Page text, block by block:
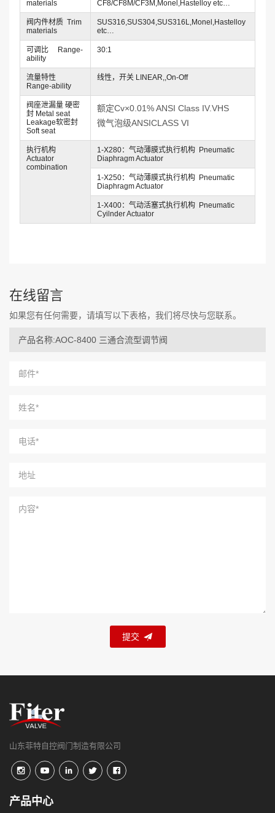
materials
CF8/CF8M/CF3M,Monel,Hastelloy etc…
阀内件材质 Trim
materials
SUS316,SUS304,SUS316L,Monel,Hastelloy
etc…
可调比 Range-
ability
30:1
流量特性
Range-ability
线性，开关 LINEAR,,On-Off
阀座泄漏量 硬密
封 Metal seat
Leakage软密封
Soft seat
额定Cv×0.01% ANSI Class IV.VHS
微气泡级ANSICLASS VI
执行机构
Actuator
combination
1-X280：气动薄膜式执行机构 Pneumatic
Diaphragm Actuator
1-X250：气动薄膜式执行机构 Pneumatic
Diaphragm Actuator
1-X400：气动活塞式执行机构 Pneumatic
Cyilnder Actuator
在线留言
如果您有任何需要，请填写以下表格，我们将尽快与您联系。
提交
山东菲特自控阀门制造有限公司
产品中心